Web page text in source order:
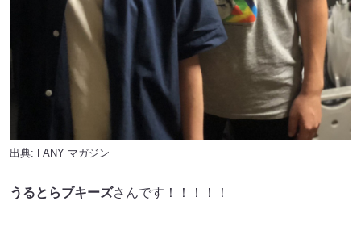
出典: FANY マガジン
うるとらブキーズさんです！！！！！